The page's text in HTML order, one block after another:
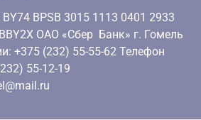
BPSB 3015 1113 0401 2933
ОАО «Сбер Банк» г. Гомель
+375 (232) 55-55-62 Телефон
55-12-19